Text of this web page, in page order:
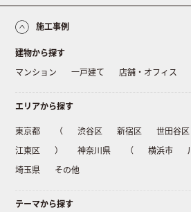
施工事例
建物から探す
マンション
一戸建て 店舗・オフィス
エリアから探す
東京都 （ 渋谷区 新宿区 世田谷区
江東区
） 神奈川県 （ 横浜市
埼玉県
その他
テーマから探す